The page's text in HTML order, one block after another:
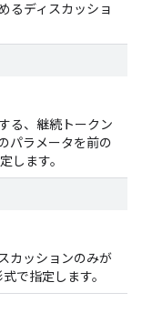
るディスカッショ
る、継続トークン
パラメータを前の
します。
カッションのみが
で指定します。